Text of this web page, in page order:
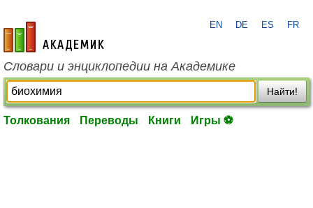
academic.ru
EN DE ES FR
Словари и энциклопедии на Академике
Найти!
Толкования Переводы Книги Игры ⚽